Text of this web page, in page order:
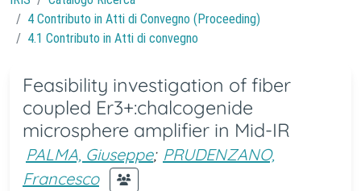
4 Contributo in Atti di Convegno (Proceeding)
4.1 Contributo in Atti di convegno
Feasibility investigation of fiber
coupled Er3+:chalcogenide
microsphere amplifier in Mid-IR
PALMA, Giuseppe; PRUDENZANO,
Francesco